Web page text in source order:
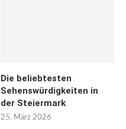
Die beliebtesten
Sehenswürdigkeiten in
der Steiermark
25. März 2026